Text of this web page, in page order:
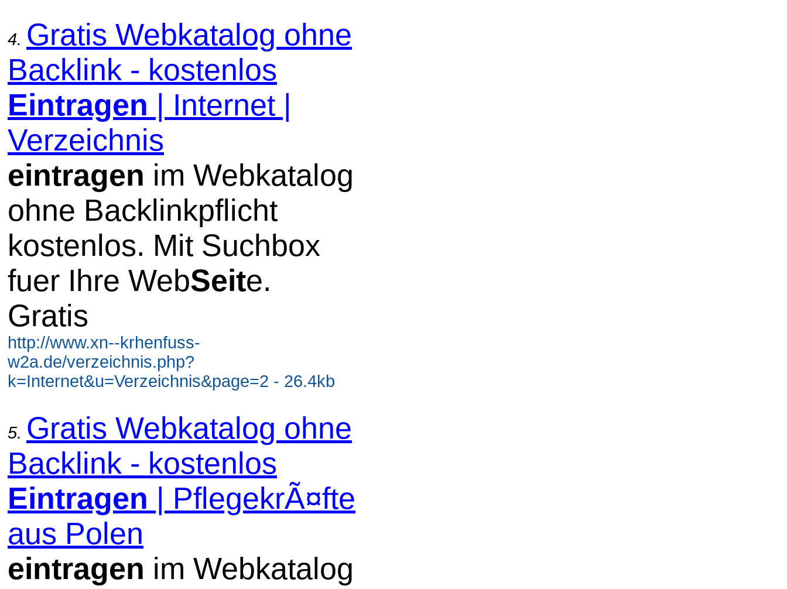
4. Gratis Webkatalog ohne
Backlink - kostenlos
Eintragen | Internet |
Verzeichnis
eintragen im Webkatalog
ohne Backlinkpflicht
kostenlos. Mit Suchbox
fuer Ihre WebSeite.
Gratis
http://www.xn--krhenfuss-
w2a.de/verzeichnis.php?
k=Internet&u=Verzeichnis&page=2 - 26.4kb
5. Gratis Webkatalog ohne
Backlink - kostenlos
Eintragen | PflegekrÃ¤fte
aus Polen
eintragen im Webkatalog